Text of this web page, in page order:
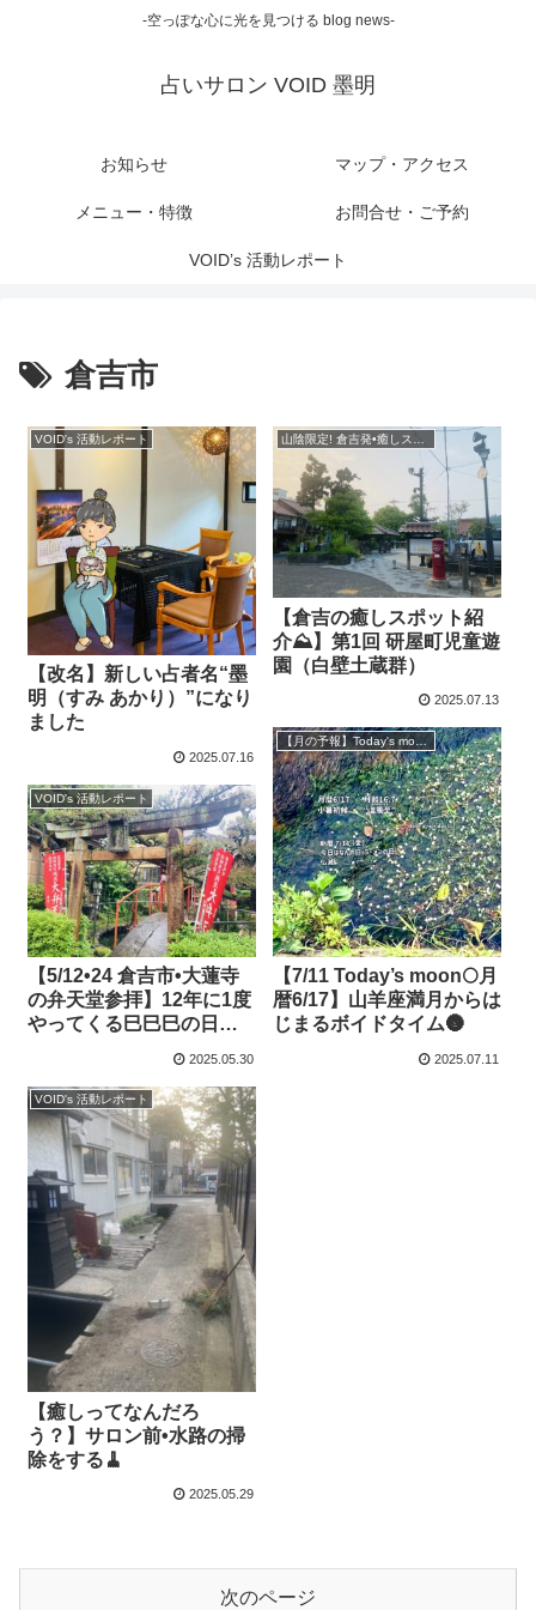
-空っぽな心に光を見つける blog news-
占いサロン VOID 墨明
お知らせ マップ・アクセス
メニュー・特徴 お問合せ・ご予約
VOID’s 活動レポート
倉吉市
VOID's 活動レポート
【改名】新しい占者名“墨
明（すみ あかり）”になり
ました
2025.07.16
【倉吉の癒しスポット紹
介⛰️】第1回 研屋町児童遊
園（白壁土蔵群）
2025.07.13
【月の予報】Today's moon（一日運）
【7/11 Today’s moon🌕月
暦6/17】山羊座満月からは
じまるボイドタイム🌚
2025.07.11
VOID's 活動レポート
【5/12•24 倉吉市•大蓮寺
の弁天堂参拝】12年に1度
やってくる巳巳巳の日🐍
2025.05.30
VOID's 活動レポート
【癒しってなんだろ
う？】サロン前•水路の掃
除をする🧹
2025.05.29
次のページ